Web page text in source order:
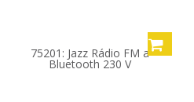
75201: Jazz Rádio FM a
Bluetooth 230 V